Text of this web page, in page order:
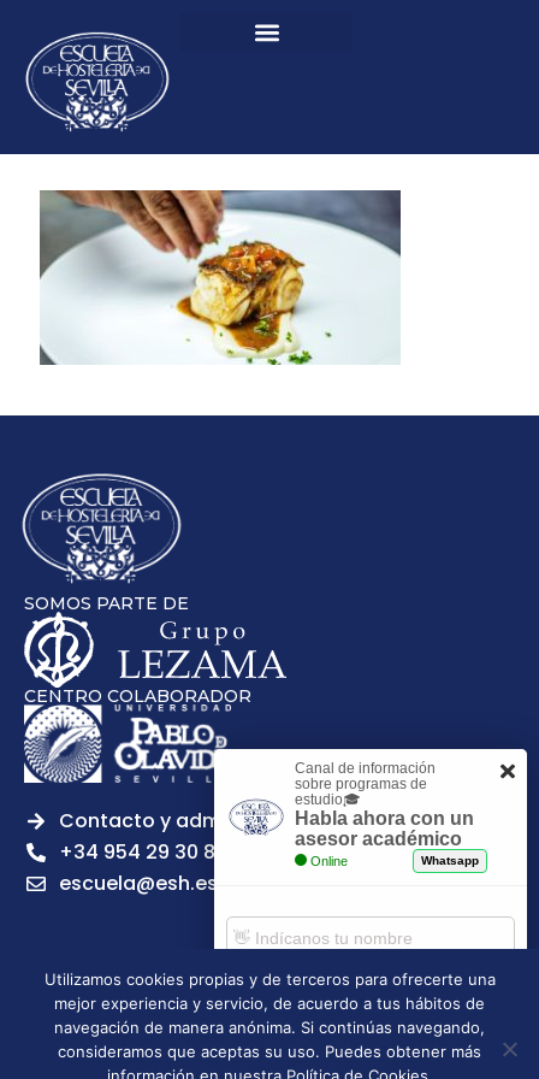
SOMOS PARTE DE
CENTRO COLABORADOR
Contacto y admisiones
+34 954 29 30 81
escuela@esh.es
Aviso legal Política de Privacidad
Política de Cookies
Política de calidad
Tablón de anuncios
Utilizamos cookies propias y de terceros para ofrecerte una
mejor experiencia y servicio, de acuerdo a tus hábitos de
navegación de manera anónima. Si continúas navegando,
consideramos que aceptas su uso. Puedes obtener más
Canal de información
sobre programas de
estudio🎓
Habla ahora con un
asesor académico
Online Whatsapp
Comenzar chat